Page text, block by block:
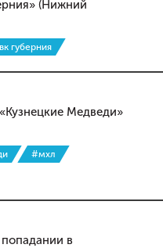
(Нижний
губерния
Медведи»
#мхл
в